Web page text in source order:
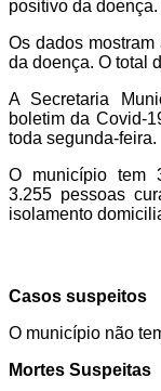
positivo da
Os dados
da doença. O total
A Secretaria
boletim da Covid-
toda segunda-feira.
O município tem
3.255 pessoas
isolamento
Casos suspeitos
O município não
Mortes Suspeitas